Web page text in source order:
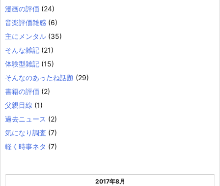
漫画の評価 (24)
音楽評価雑感 (6)
主にメンタル (35)
そんな雑記 (21)
体験型雑記 (15)
そんなのあったね話題 (29)
書籍の評価 (2)
父親目線 (1)
過去ニュース (2)
気になり調査 (7)
軽く時事ネタ (7)
2017年8月